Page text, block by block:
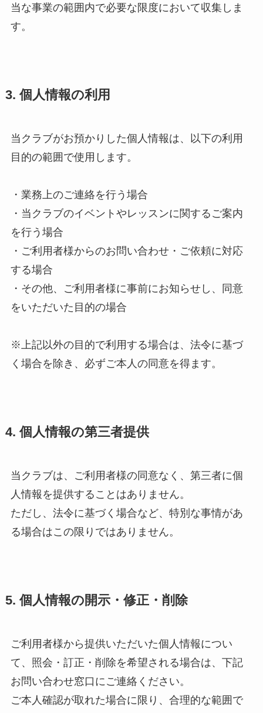
当な事業の範囲内で必要な限度において収集しま
す。
3. 個人情報の利用
当クラブがお預かりした個人情報は、以下の利用
目的の範囲で使用します。
・業務上のご連絡を行う場合
・当クラブのイベントやレッスンに関するご案内
を行う場合
・ご利用者様からのお問い合わせ・ご依頼に対応
する場合
・その他、ご利用者様に事前にお知らせし、同意
をいただいた目的の場合
※上記以外の目的で利用する場合は、法令に基づ
く場合を除き、必ずご本人の同意を得ます。
4. 個人情報の第三者提供
当クラブは、ご利用者様の同意なく、第三者に個
人情報を提供することはありません。
ただし、法令に基づく場合など、特別な事情があ
る場合はこの限りではありません。
5. 個人情報の開示・修正・削除
ご利用者様から提供いただいた個人情報につい
て、照会・訂正・削除を希望される場合は、下記
お問い合わせ窓口にご連絡ください。
ご本人確認が取れた場合に限り、合理的な範囲で